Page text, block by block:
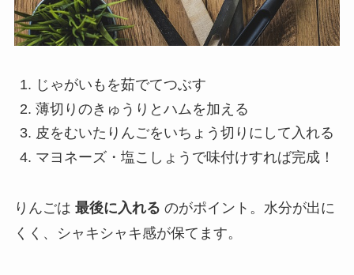
じゃがいもを茹でてつぶす
薄切りのきゅうりとハムを加える
皮をむいたりんごをいちょう切りにして入れる
マヨネーズ・塩こしょうで味付けすれば完成！
りんごは 最後に入れる のがポイント。水分が出に
くく、シャキシャキ感が保てます。